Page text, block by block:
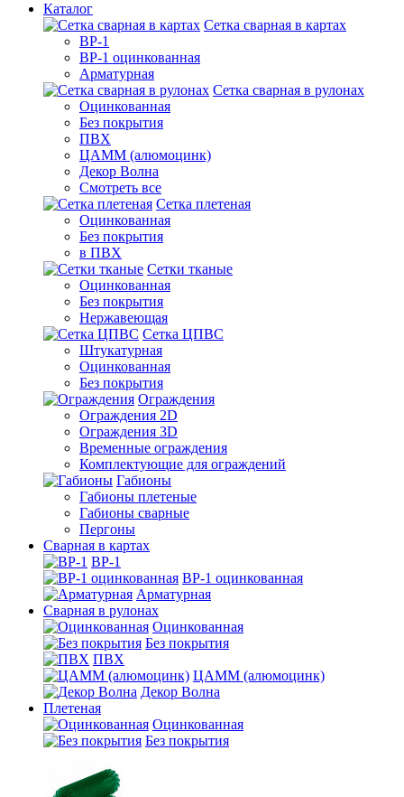
Каталог
Сетка сварная в картах
ВР-1
ВР-1 оцинкованная
Арматурная
Сетка сварная в рулонах
Оцинкованная
Без покрытия
ПВХ
ЦАММ (алюмоцинк)
Декор Волна
Смотреть все
Сетка плетеная
Оцинкованная
Без покрытия
в ПВХ
Сетки тканые
Оцинкованная
Без покрытия
Нержавеющая
Сетка ЦПВС
Штукатурная
Оцинкованная
Без покрытия
Ограждения
Ограждения 2D
Ограждения 3D
Временные ограждения
Комплектующие для ограждений
Габионы
Габионы плетеные
Габионы сварные
Пергоны
Сварная в картах
ВР-1
ВР-1 оцинкованная
Арматурная
Сварная в рулонах
Оцинкованная
Без покрытия
ПВХ
ЦАММ (алюмоцинк)
Декор Волна
Плетеная
Оцинкованная
Без покрытия